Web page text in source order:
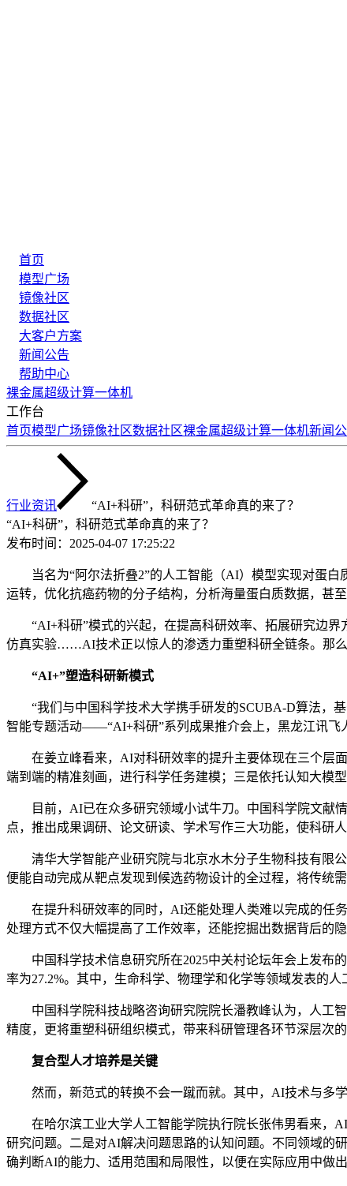
首页
模型广场
镜像社区
数据社区
大客户方案
新闻公告
帮助中心
裸金属超级计算一体机
工作台
首页模型广场镜像社区数据社区裸金属超级计算一体机新闻
行业资讯
“AI+科研”，科研范式革命真的来了？
“AI+科研”，科研范式革命真的来了？
发布时间： 2025-04-07 17:25:22
当名为“阿尔法折叠2”的人工智能（AI）模型实现对蛋白
运转，优化抗癌药物的分子结构，分析海量蛋白质数据，甚
“AI+科研”模式的兴起，在提高科研效率、拓展研究边界
仿真实验……AI技术正以惊人的渗透力重塑科研全链条。那么
“AI+”塑造科研新模式
“我们与中国科学技术大学携手研发的SCUBA-D算法，基
智能专题活动——“AI+科研”系列成果推介会上，黑龙江讯飞
在姜立峰看来，AI对科研效率的提升主要体现在三个层面
端到端的精准刻画，进行科学任务建模；三是依托认知大模
目前，AI已在众多研究领域小试牛刀。中国科学院文献情
点，推出成果调研、论文研读、学术写作三大功能，使科研
清华大学智能产业研究院与北京水木分子生物科技有限公
便能自动完成从靶点发现到候选药物设计的全过程，将传统
在提升科研效率的同时，AI还能处理人类难以完成的任务
处理方式不仅大幅提高了工作效率，还能挖掘出数据背后的
中国科学技术信息研究所在2025中关村论坛年会上发布的
率为27.2%。其中，生命科学、物理学和化学等领域发表的人
中国科学院科技战略咨询研究院院长潘教峰认为，人工智
精度，更将重塑科研组织模式，带来科研管理各环节深层次的
复合型人才培养是关键
然而，新范式的转换不会一蹴而就。其中，AI技术与多学
在哈尔滨工业大学人工智能学院执行院长张伟男看来，AI
研究问题。二是对AI解决问题思路的认知问题。不同领域的
确判断AI的能力、适用范围和局限性，以便在实际应用中做